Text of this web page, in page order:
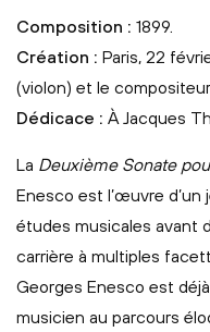
Composition : 1899.
Création : Paris, 22
(violon) et le compositeur
Dédicace : À Jacques
La Deuxième Sonate
Enesco est l’œuvre
études musicales avant
carrière à multiples
Georges Enesco est
musicien au parcours